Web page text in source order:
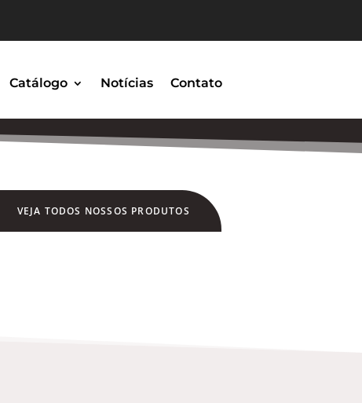
Catálogo Notícias Contato
VEJA TODOS NOSSOS PRODUTOS